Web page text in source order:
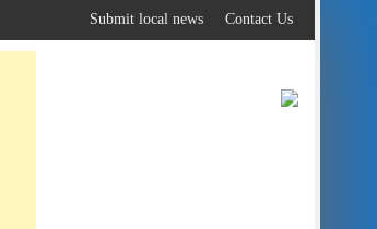
to
content
Contact Us
Submit local news